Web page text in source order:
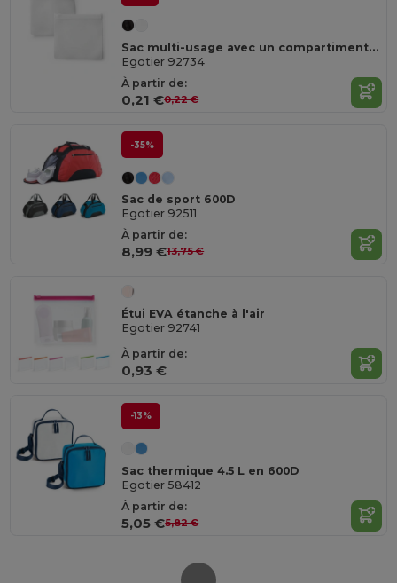
Sac multi-usage avec un compartiment EVA
Egotier 92734
À partir de:
0,21 €0,22 €
-35%
Sac de sport 600D
Egotier 92511
À partir de:
8,99 €13,75 €
Étui EVA étanche à l'air
Egotier 92741
À partir de:
0,93 €
-13%
Sac thermique 4.5 L en 600D
Egotier 58412
À partir de:
5,05 €5,82 €